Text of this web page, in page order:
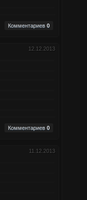
Комментариев 0
12.12.2013
Комментариев 0
11.12.2013